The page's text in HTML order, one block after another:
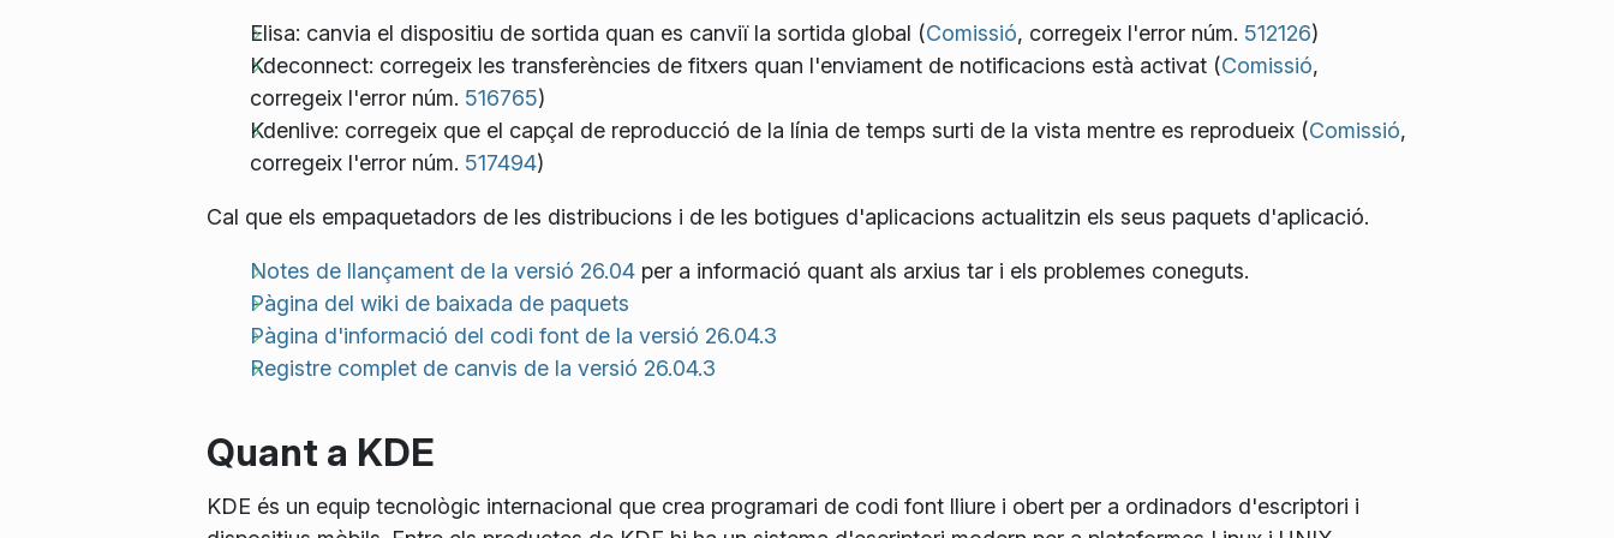
Elisa: canvia el dispositiu de sortida quan es canviï la sortida global (Comissió, corregeix l'error núm. 512126)
Kdeconnect: corregeix les transferències de fitxers quan l'enviament de notificacions està activat (Comissió,
corregeix l'error núm. 516765)
Kdenlive: corregeix que el capçal de reproducció de la línia de temps surti de la vista mentre es reprodueix (Comissió,
corregeix l'error núm. 517494)
Cal que els empaquetadors de les distribucions i de les botigues d'aplicacions actualitzin els seus paquets d'aplicació.
Notes de llançament de la versió 26.04 per a informació quant als arxius tar i els problemes coneguts.
Pàgina del wiki de baixada de paquets
Pàgina d'informació del codi font de la versió 26.04.3
Registre complet de canvis de la versió 26.04.3
Quant a KDE
KDE és un equip tecnològic internacional que crea programari de codi font lliure i obert per a ordinadors d'escriptori i